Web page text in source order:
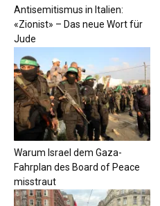
Antisemitismus in Italien:
«Zionist» – Das neue Wort für
Jude
Warum Israel dem Gaza-
Fahrplan des Board of Peace
misstraut